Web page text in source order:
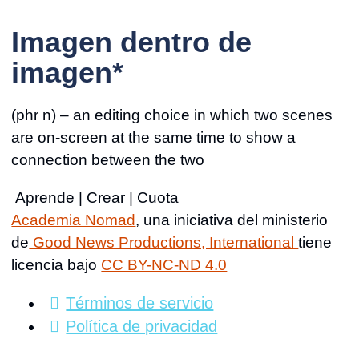
Imagen dentro de
imagen*
(phr n) – an editing choice in which two scenes
are on-screen at the same time to show a
connection between the two
Aprende | Crear | Cuota
Academia Nomad, una iniciativa del ministerio
de Good News Productions, Internationaltiene
licencia bajo CC BY-NC-ND 4.0
Términos de servicio
Política de privacidad